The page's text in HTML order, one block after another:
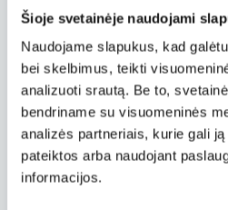
Šioje svetainėje naudojami
Naudojame slapukus, kad
bei skelbimus, teikti
analizuoti srautą. Be to,
bendriname su visuomeninės
analizės partneriais, kurie gali
pateiktos arba naudojant
informacijos.
Koso salą garsina puikūs
traukiantys tingių atostogų
mėgstantys aktyvesnį
istorija, archeologija čia
gausu archeologinių
statinių liekanų, menančių
Kosas buvo svarbus
taškas.
Koso sala laikoma